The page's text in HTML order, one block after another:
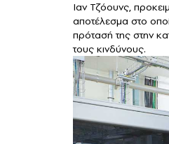
Ιαν Τζόουνς,
αποτέλεσμα στο
πρότασή της στην
τους κινδύνους.